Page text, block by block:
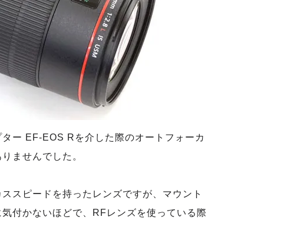
ー EF-EOS Rを介した際のオートフォーカ
ませんでした。
スピードを持ったレンズですが、マウント
付かないほどで、RFレンズを使っている際